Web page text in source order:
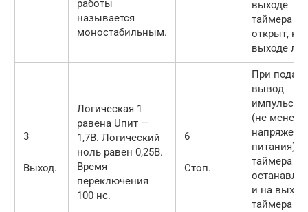
работы
называется
моностабильным.
выходе
таймера
открыт,
выходе
3
Выход.
Логическая 1
равена Uпит —
1,7В. Логический
ноль равен 0,25В.
Время
переключения
100 нс.
6
Стоп.
При
вывод
импульса
(не менее
питания),
таймера
и на
таймера